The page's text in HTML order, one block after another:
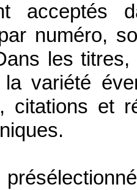
numéro,
les
variété
citations et